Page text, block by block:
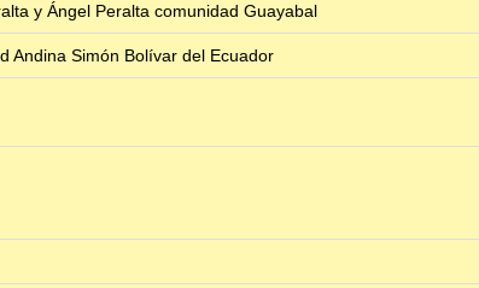
y Ángel Peralta comunidad Guayabal
Andina Simón Bolívar del Ecuador